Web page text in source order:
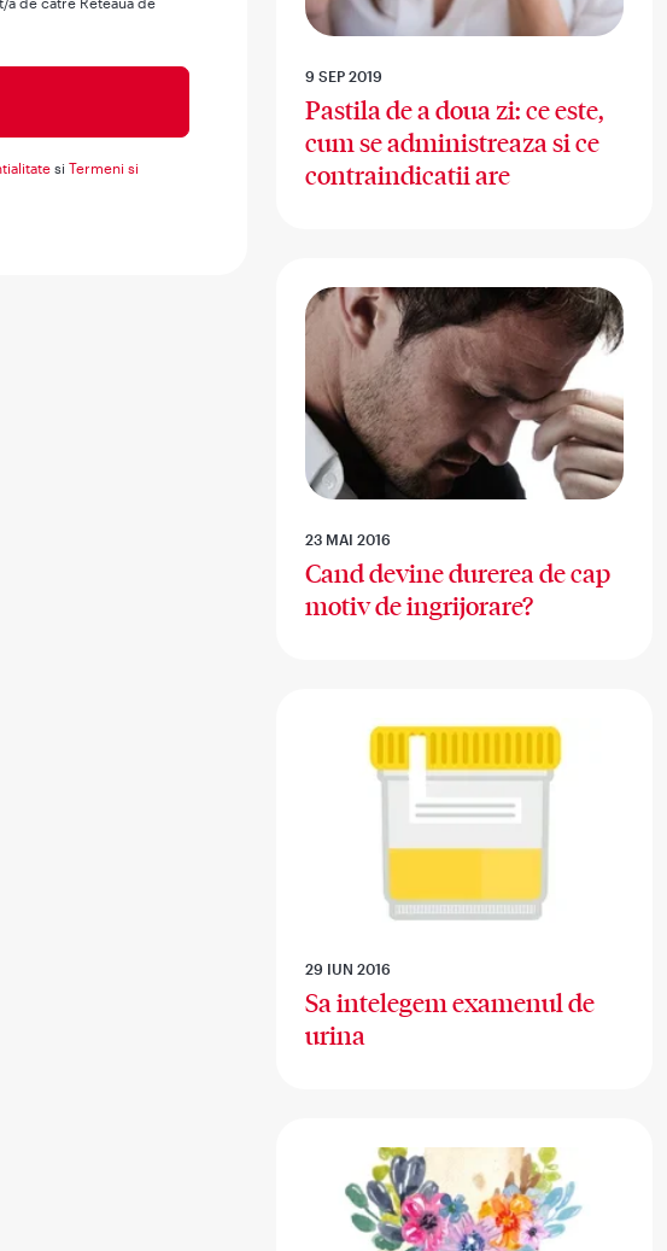
si Termeni si
9 SEP 2019
Pastila de a doua zi: ce este,
cum se administreaza si ce
contraindicatii are
23 MAI 2016
Cand devine durerea de cap
motiv de ingrijorare?
29 IUN 2016
Sa intelegem examenul de
urina